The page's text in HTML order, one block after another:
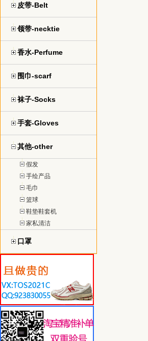
皮带-Belt
领带-necktie
香水-Perfume
围巾-scarf
袜子-Socks
手套-Gloves
其他-other
假发
手绘产品
毛巾
篮球
鞋垫鞋套机
家私清洁
口罩